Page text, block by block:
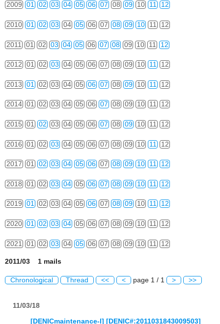
2009 01 02 03 04 05 06 07 08 09 10 11 12
2010 01 02 03 04 05 06 07 08 09 10 11 12
2011 01 02 03 04 05 06 07 08 09 10 11 12
2012 01 02 03 04 05 06 07 08 09 10 11 12
2013 01 02 03 04 05 06 07 08 09 10 11 12
2014 01 02 03 04 05 06 07 08 09 10 11 12
2015 01 02 03 04 05 06 07 08 09 10 11 12
2016 01 02 03 04 05 06 07 08 09 10 11 12
2017 01 02 03 04 05 06 07 08 09 10 11 12
2018 01 02 03 04 05 06 07 08 09 10 11 12
2019 01 02 03 04 05 06 07 08 09 10 11 12
2020 01 02 03 04 05 06 07 08 09 10 11 12
2021 01 02 03 04 05 06 07 08 09 10 11 12
2011/03 1 mails
Chronological Thread << < page 1 / 1 > >>
11/03/18
[DENICmaintenance-l] [DENIC#:2011031843009503]